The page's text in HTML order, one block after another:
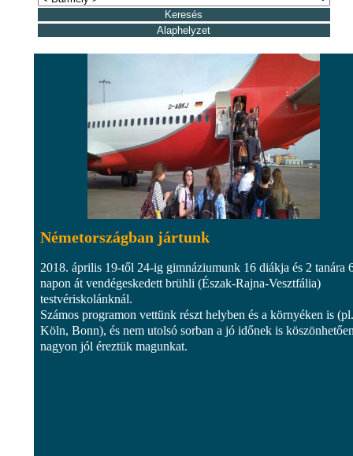
Németországban jártunk
2018. április 19-től 24-ig gimnáziumunk 16 diákja és 2 tanára
napon át vendégeskedett brühli (Észak-Rajna-Vesztfália)
testvériskolánknál.
Számos programon vettünk részt helyben és a környéken is (pl.
Köln, Bonn), és nem utolsó sorban a jó időnek is
nagyon jól éreztük magunkat.